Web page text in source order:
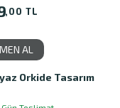
,00 TL
AL
Orkide Tasarım